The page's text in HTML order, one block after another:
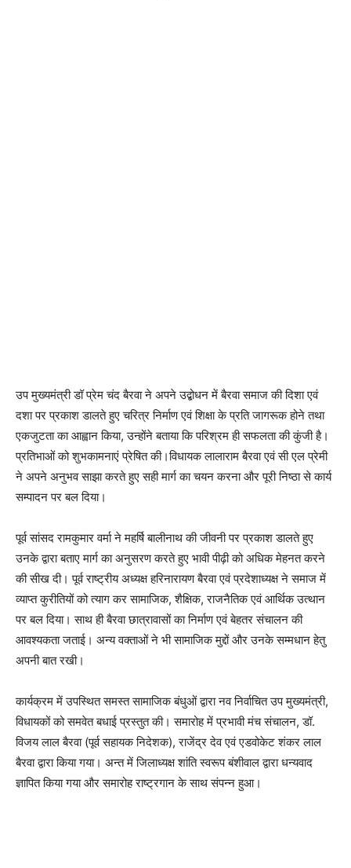
उप मुख्यमंत्री डॉ प्रेम चंद बैरवा ने अपने उद्बोधन में बैरवा समाज की दिशा एवं
दशा पर प्रकाश डालते हुए चरित्र निर्माण एवं शिक्षा के प्रति जागरूक होने तथा
एकजुटता का आह्वान किया, उन्होंने बताया कि परिश्रम ही सफलता की कुंजी है।
प्रतिभाओं को शुभकामनाएं प्रेषित की।विधायक लालाराम बैरवा एवं सी एल प्रेमी
ने अपने अनुभव साझा करते हुए सही मार्ग का चयन करना और पूरी निष्ठा से कार्य
सम्पादन पर बल दिया।
पूर्व सांसद रामकुमार वर्मा ने महर्षि बालीनाथ की जीवनी पर प्रकाश डालते हुए
उनके द्वारा बताए मार्ग का अनुसरण करते हुए भावी पीढ़ी को अधिक मेहनत करने
की सीख दी। पूर्व राष्ट्रीय अध्यक्ष हरिनारायण बैरवा एवं प्रदेशाध्यक्ष ने समाज में
व्याप्त कुरीतियों को त्याग कर सामाजिक, शैक्षिक, राजनैतिक एवं आर्थिक उत्थान
पर बल दिया। साथ ही बैरवा छात्रावासों का निर्माण एवं बेहतर संचालन की
आवश्यकता जताई। अन्य वक्ताओं ने भी सामाजिक मुद्दों और उनके सम्मधान हेतु
अपनी बात रखी।
कार्यक्रम में उपस्थित समस्त सामाजिक बंधुओं द्वारा नव निर्वाचित उप मुख्यमंत्री,
विधायकों को समवेत बधाई प्रस्तुत की। समारोह में प्रभावी मंच संचालन, डॉ.
विजय लाल बैरवा (पूर्व सहायक निदेशक), राजेंद्र देव एवं एडवोकेट शंकर लाल
बैरवा द्वारा किया गया। अन्त में जिलाध्यक्ष शांति स्वरूप बंशीवाल द्वारा धन्यवाद
ज्ञापित किया गया और समारोह राष्ट्रगान के साथ संपन्न हुआ।